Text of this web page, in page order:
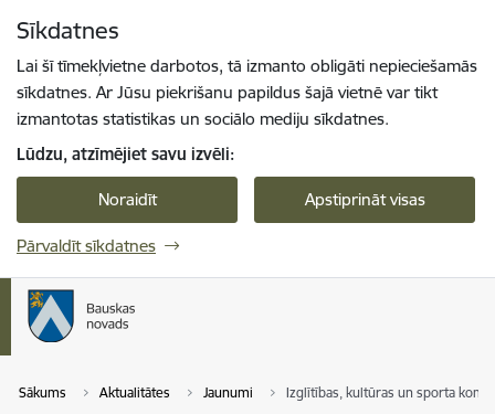
Sīkdatnes
Lai šī tīmekļvietne darbotos, tā izmanto obligāti nepieciešamās
sīkdatnes. Ar Jūsu piekrišanu papildus šajā vietnē var tikt
izmantotas statistikas un sociālo mediju sīkdatnes.
Lūdzu, atzīmējiet savu izvēli:
Noraidīt Apstiprināt visas
Pārvaldīt sīkdatnes
Sākums Aktualitātes Jaunumi Izglītības, kultūras un sporta